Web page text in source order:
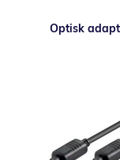
Optisk